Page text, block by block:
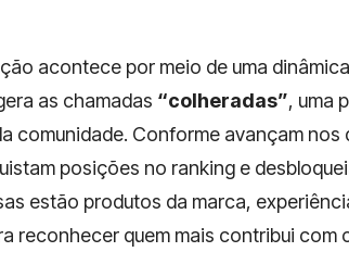
acontece por meio de uma
as chamadas “colheradas”, uma
comunidade. Conforme avançam
posições no ranking e
estão produtos da marca,
reconhecer quem mais contribui